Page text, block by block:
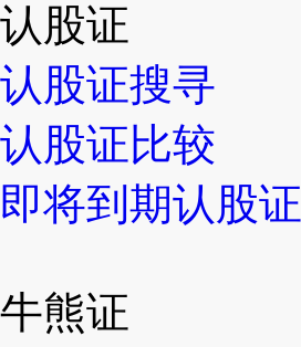
认股证
认股证搜寻
认股证比较
即将到期认股证
牛熊证